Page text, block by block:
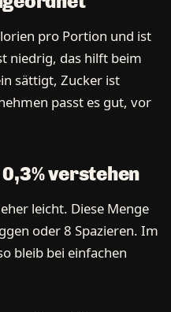
pro Portion und ist
niedrig, das hilft beim
sättigt, Zucker ist
passt es gut, vor
verstehen
leicht. Diese Menge
oder 8 Spazieren. Im
bleib bei einfachen